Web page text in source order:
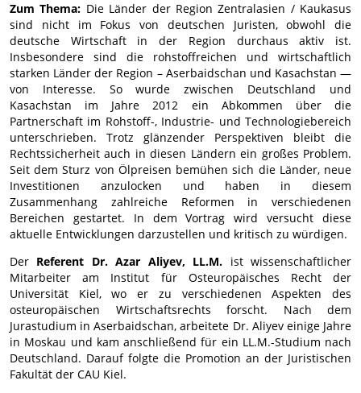
Zum Thema: Die Länder der Region Zentralasien / Kaukasus
sind nicht im Fokus von deutschen Juristen, obwohl die
deutsche Wirtschaft in der Region durchaus aktiv ist.
Insbesondere sind die rohstoffreichen und wirtschaftlich
starken Länder der Region – Aserbaidschan und Kasachstan —
von Interesse. So wurde zwischen Deutschland und
Kasachstan im Jahre 2012 ein Abkommen über die
Partnerschaft im Rohstoff-, Industrie- und Technologiebereich
unterschrieben. Trotz glänzender Perspektiven bleibt die
Rechtssicherheit auch in diesen Ländern ein großes Problem.
Seit dem Sturz von Ölpreisen bemühen sich die Länder, neue
Investitionen anzulocken und haben in diesem
Zusammenhang zahlreiche Reformen in verschiedenen
Bereichen gestartet. In dem Vortrag wird versucht diese
aktuelle Entwicklungen darzustellen und kritisch zu würdigen.
Der Referent Dr. Azar Aliyev, LL.M. ist wissenschaftlicher
Mitarbeiter am Institut für Osteuropäisches Recht der
Universität Kiel, wo er zu verschiedenen Aspekten des
osteuropäischen Wirtschaftsrechts forscht. Nach dem
Jurastudium in Aserbaidschan, arbeitete Dr. Aliyev einige Jahre
in Moskau und kam anschließend für ein LL.M.-Studium nach
Deutschland. Darauf folgte die Promotion an der Juristischen
Fakultät der CAU Kiel.